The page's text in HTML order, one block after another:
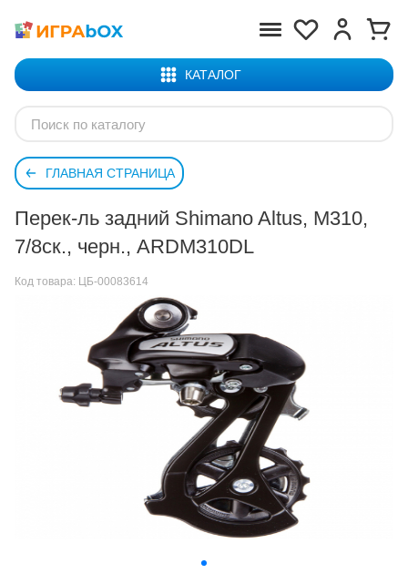
КАТАЛОГ
ГЛАВНАЯ СТРАНИЦА
Перек-ль задний Shimano Altus, M310,
7/8ск., черн., ARDM310DL
Код товара: ЦБ-00083614